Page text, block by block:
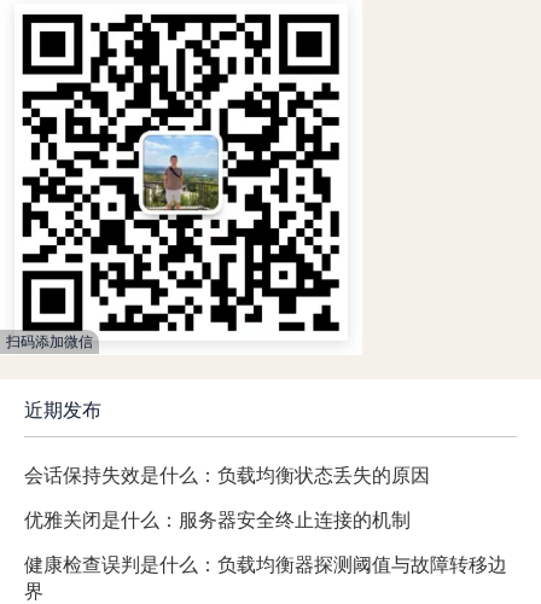
扫码添加微信
近期发布
会话保持失效是什么：负载均衡状态丢失的原因
优雅关闭是什么：服务器安全终止连接的机制
健康检查误判是什么：负载均衡器探测阈值与故障转移边
界